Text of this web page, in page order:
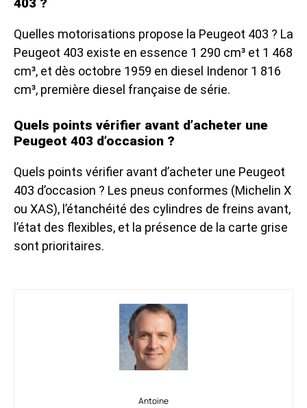
Quelles motorisations propose la Peugeot 403 ? La
Peugeot 403 existe en essence 1 290 cm³ et 1 468
cm³, et dès octobre 1959 en diesel Indenor 1 816
cm³, première diesel française de série.
Quels points vérifier avant d’acheter une
Peugeot 403 d’occasion ?
Quels points vérifier avant d’acheter une Peugeot
403 d’occasion ? Les pneus conformes (Michelin X
ou XAS), l’étanchéité des cylindres de freins avant,
l’état des flexibles, et la présence de la carte grise
sont prioritaires.
Antoine